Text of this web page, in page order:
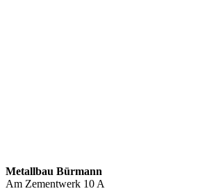
Metallbau Bürmann
Am Zementwerk 10 A